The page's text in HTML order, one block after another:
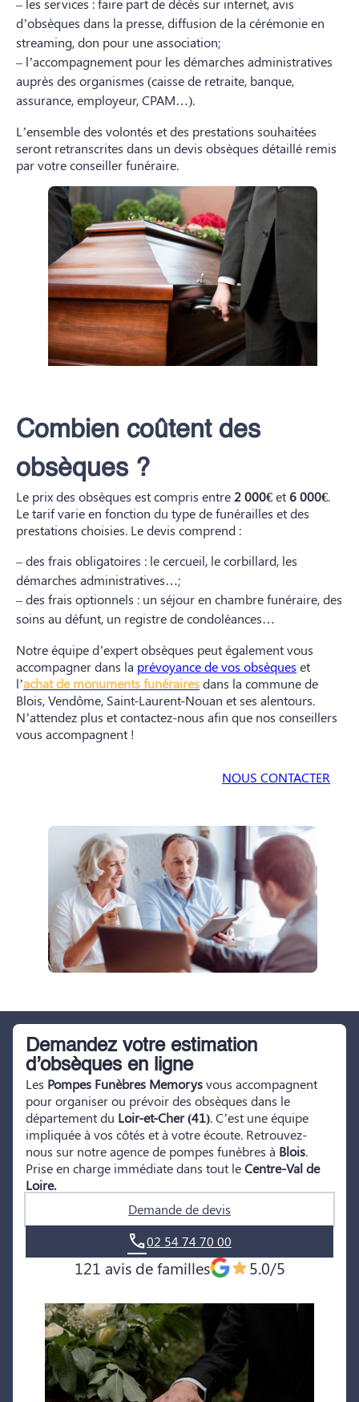
d’obsèques dans la presse, diffusion de la cérémonie en
streaming, don pour une association;
– l’accompagnement pour les démarches administratives
auprès des organismes (caisse de retraite, banque,
assurance, employeur, CPAM…).
L’ensemble des volontés et des prestations souhaitées
seront retranscrites dans un devis obsèques détaillé remis
par votre conseiller funéraire.
Combien coûtent des
obsèques ?
Le prix des obsèques est compris entre2 000€et6 000€.
Le tarif varie en fonction du type de funérailles et des
prestations choisies. Le devis comprend :
– des frais obligatoires : le cercueil, le corbillard, les
démarches administratives…;
– des frais optionnels : un séjour en chambre funéraire, des
soins au défunt, un registre de condoléances…
Notre équipe d’expert obsèques peut également vous
accompagner dans la prévoyance de vos obsèques et
l’achat de monuments funérairesdans la commune de
Blois, Vendôme, Saint-Laurent-Nouan et ses alentours.
N’attendez plus et contactez-nous afin que nos conseillers
vous accompagnent !
NOUS CONTACTER
Demandez votre estimation
d’obsèques en ligne
Les Pompes Funèbres Memorysvous accompagnent
pour organiser ou prévoir des obsèques dans le
département du Loir-et-Cher(41). C’est une équipe
impliquée à vos côtés et à votre écoute. Retrouvez-
nous sur notre agence de pompes funèbres à Blois.
Prise en charge immédiate dans tout leCentre-Val de
Loire.
Demande de devis
02 54 74 70 00
121 avis de familles 5.0/5